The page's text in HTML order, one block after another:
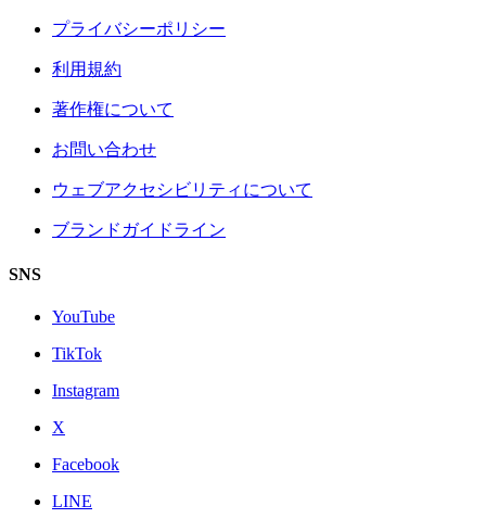
プライバシーポリシー
利用規約
著作権について
お問い合わせ
ウェブアクセシビリティについて
ブランドガイドライン
SNS
YouTube
TikTok
Instagram
X
Facebook
LINE